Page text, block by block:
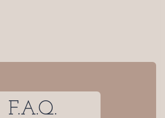
F.A.Q.